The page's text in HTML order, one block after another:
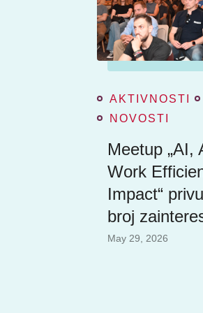
AKTIVNOSTI
NOVOSTI
Meetup „AI,
Work
Impact“
broj
May 29, 2026